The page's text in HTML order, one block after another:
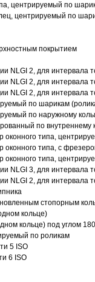
центрируемый по
центрируемый по
покрытием
NLGI 2, для интервала
NLGI 2, для интервала
NLGI 2, для интервала
по шарикам
по наружному
по внутреннему
типа,
типа, с
типа,
NLGI 3, для интервала
NLGI 2, для интервала
стопорным
кольце)
кольце) под углом
по роликам
5 ISO
6 ISO